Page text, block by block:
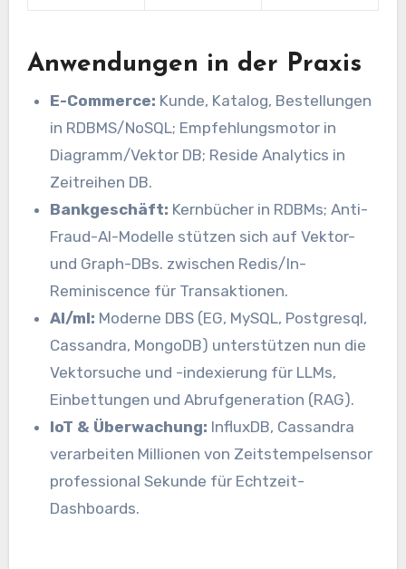
Anwendungen in der Praxis
E-Commerce: Kunde, Katalog, Bestellungen
in RDBMS/NoSQL; Empfehlungsmotor in
Diagramm/Vektor DB; Reside Analytics in
Zeitreihen DB.
Bankgeschäft: Kernbücher in RDBMs; Anti-
Fraud-AI-Modelle stützen sich auf Vektor-
und Graph-DBs. zwischen Redis/In-
Reminiscence für Transaktionen.
AI/ml: Moderne DBS (EG, MySQL, Postgresql,
Cassandra, MongoDB) unterstützen nun die
Vektorsuche und -indexierung für LLMs,
Einbettungen und Abrufgeneration (RAG).
IoT & Überwachung: InfluxDB, Cassandra
verarbeiten Millionen von Zeitstempelsensor
professional Sekunde für Echtzeit-
Dashboards.